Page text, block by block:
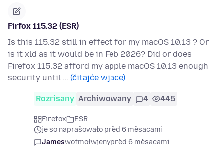
Firfox 115.32 (ESR)
Is this 115.32 still in effect for my macOS 10.13 ? Or
is it xld as it would be in Feb 2026? Did or does
Firefox 115.32 afford my apple macOS 10.13 enough
security until … (čitajće wjace)
Rozrisany Archiwowany 4 445
Firefox
ESR
je so naprašowało před 6 měsacami
Jameswotmołwjenypřed 6 měsacami